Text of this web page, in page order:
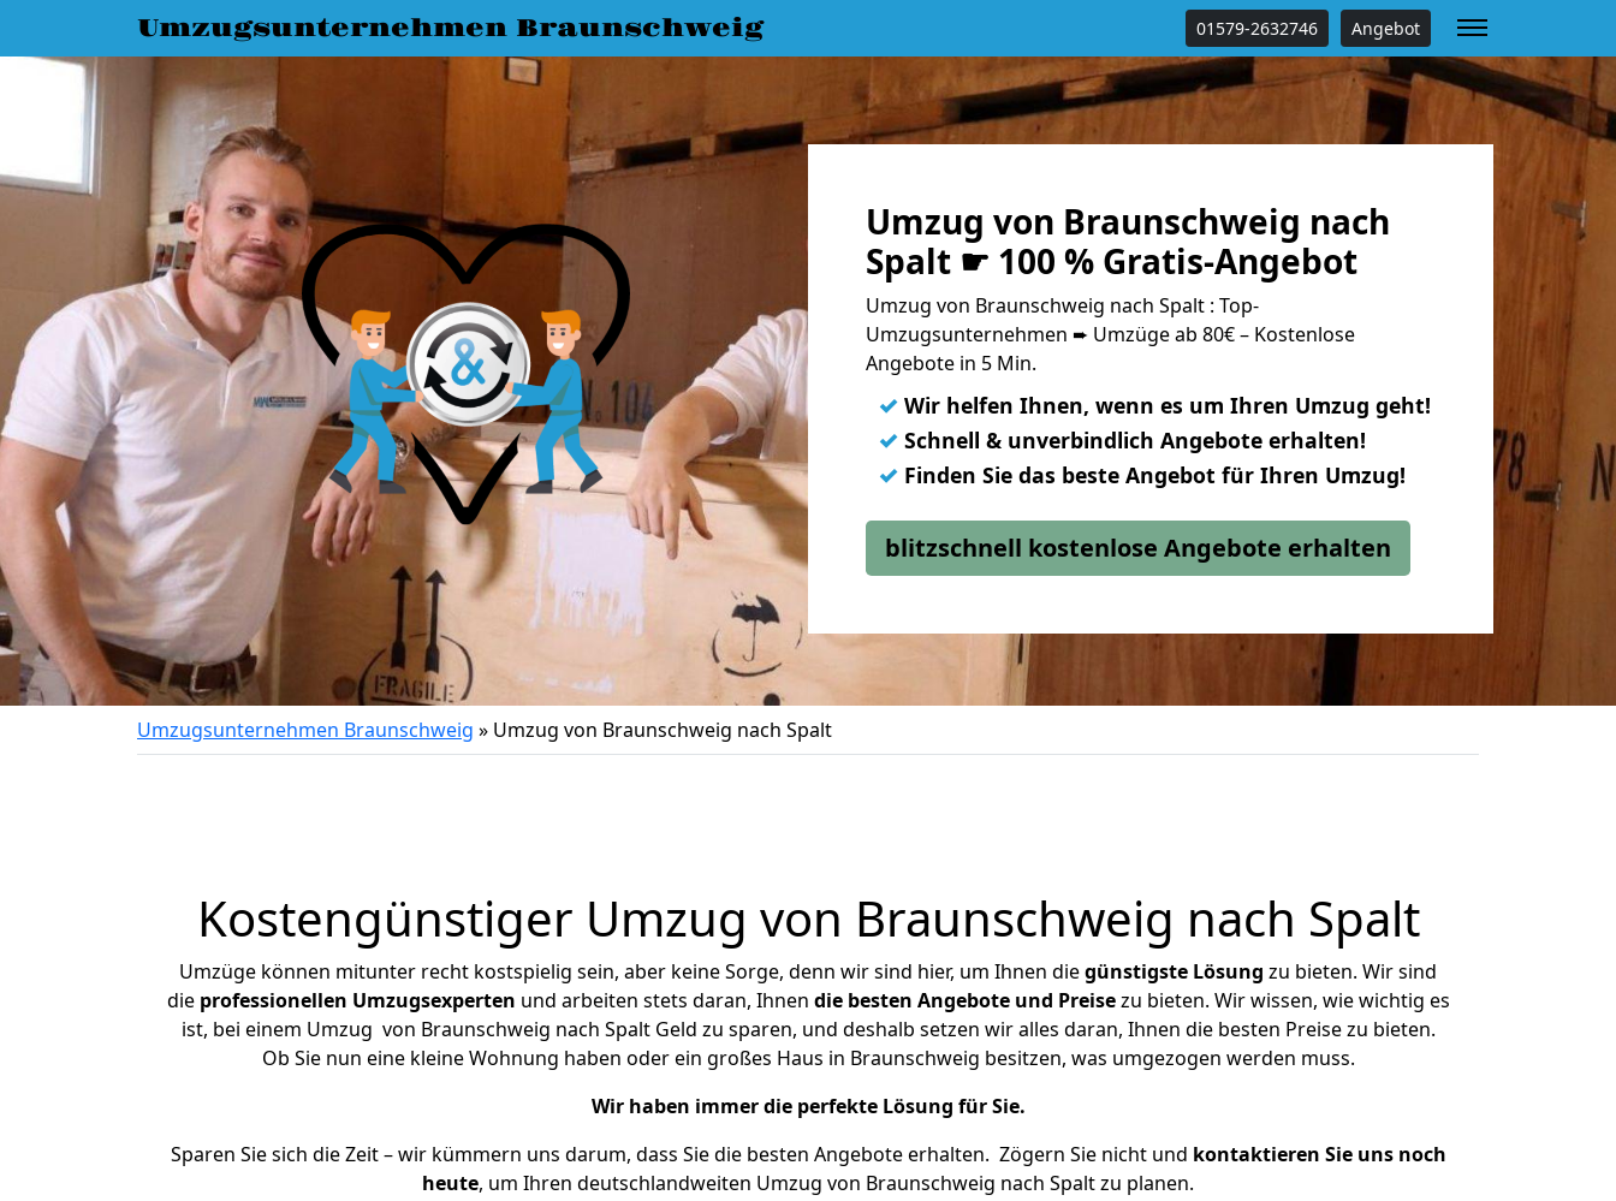
Umzugsunternehmen Braunschweig 01579-2632746 Angebot
Umzug von Braunschweig nach
Spalt ☛ 100 % Gratis-Angebot
Umzug von Braunschweig nach Spalt : Top-
Umzugsunternehmen ➨ Umzüge ab 80€ – Kostenlose
Angebote in 5 Min.
✓ Wir helfen Ihnen, wenn es um Ihren Umzug geht!
✓ Schnell & unverbindlich Angebote erhalten!
✓ Finden Sie das beste Angebot für Ihren Umzug!
blitzschnell kostenlose Angebote erhalten
Umzugsunternehmen Braunschweig » Umzug von Braunschweig nach Spalt
Kostengünstiger Umzug von Braunschweig nach Spalt
Umzüge können mitunter recht kostspielig sein, aber keine Sorge, denn wir sind hier, um Ihnen diegünstigste Lösung zu bieten. Wir sind
die professionellen Umzugsexperten und arbeiten stets daran, Ihnen die besten Angebote und Preisezu bieten. Wir wissen, wie wichtig es
ist, bei einem Umzug von Braunschweig nach Spalt Geld zu sparen, und deshalb setzen wir alles daran, Ihnen die besten Preise zu bieten.
Ob Sie nun eine kleine Wohnung haben oder ein großes Haus in Braunschweig besitzen, was umgezogen werden muss.
Wir haben immer die perfekte Lösung für Sie.
Sparen Sie sich die Zeit – wir kümmern uns darum, dass Sie die besten Angebote erhalten. Zögern Sie nicht und kontaktieren Sie uns noch
heute, um Ihren deutschlandweiten Umzug von Braunschweig nach Spalt zu planen.